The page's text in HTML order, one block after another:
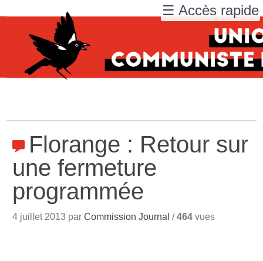
Florange : Retour sur
une fermeture
programmée
4 juillet 2013 parCommission Journal /464 vues
☰ Accès rapide